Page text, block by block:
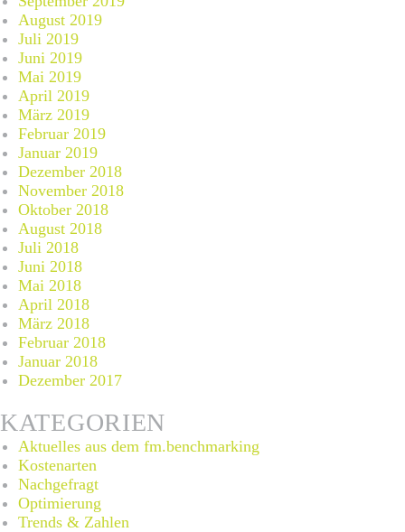
August 2019
Juli 2019
Juni 2019
Mai 2019
April 2019
März 2019
Februar 2019
Januar 2019
Dezember 2018
November 2018
Oktober 2018
August 2018
Juli 2018
Juni 2018
Mai 2018
April 2018
März 2018
Februar 2018
Januar 2018
Dezember 2017
KATEGORIEN
Aktuelles aus dem fm.benchmarking
Kostenarten
Nachgefragt
Optimierung
Trends & Zahlen